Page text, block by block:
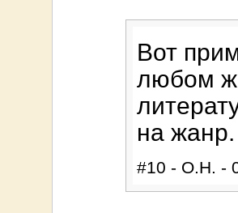
Вот
любом
на жанр.
#10 - О.Н. -